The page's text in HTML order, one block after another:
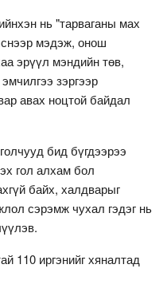
нь "тарваганы мах
мэдэж, онош
эрүүл мэндийн төв,
зэргээр
авах ноцтой байдал
бид бүгдээрээ
гол алхам бол
байх, халдварыг
сэрэмж чухал гэдэг нь
110 иргэнийг хяналтад